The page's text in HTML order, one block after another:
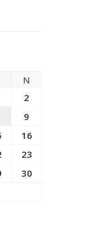
N
2
9
16
23
30